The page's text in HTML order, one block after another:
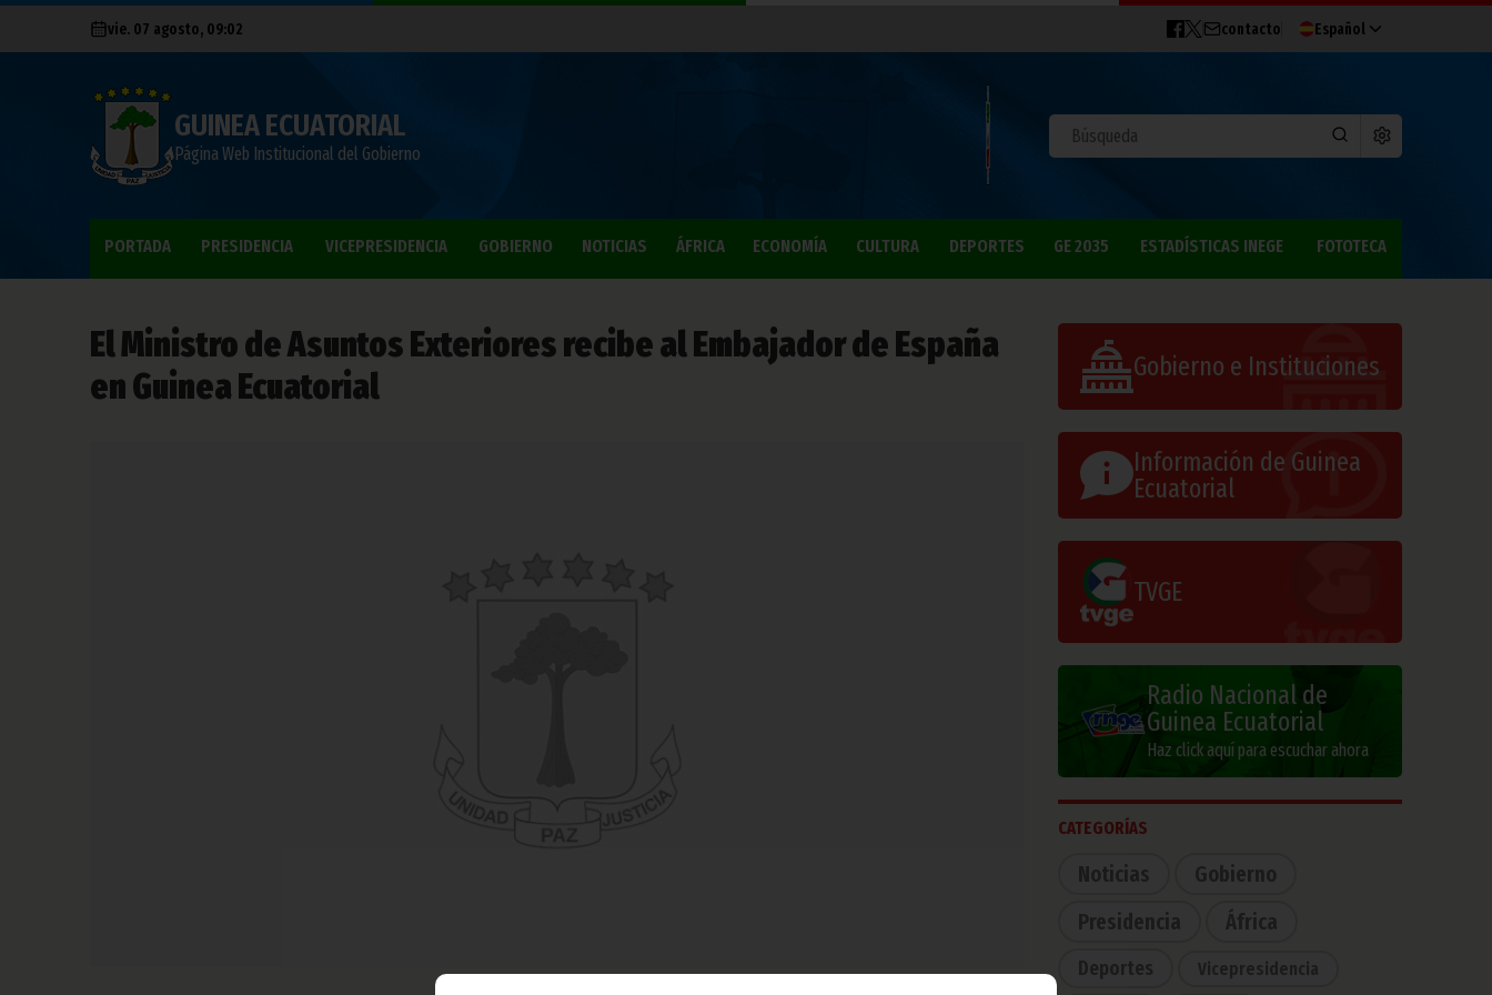
vie. 07 agosto, 09:02 contacto Español
GUINEA ECUATORIAL
Página Web Institucional del Gobierno
PORTADA PRESIDENCIA VICEPRESIDENCIA GOBIERNO NOTICIAS ÁFRICA ECONOMÍA CULTURA DEPORTES GE 2035 ESTADÍSTICAS INEGE FOTOTECA
El Ministro de Asuntos Exteriores recibe al Embajador de España
en Guinea Ecuatorial
Gobierno e Instituciones
Información de Guinea
Ecuatorial
TVGE
Radio Nacional de
Guinea Ecuatorial
Haz click aquí para escuchar ahora
CATEGORÍAS
Noticias
Gobierno
Presidencia
África
Deportes Vicepresidencia